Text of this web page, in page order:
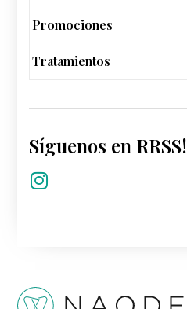
Promociones
Tratamientos
Síguenos en RRSS!